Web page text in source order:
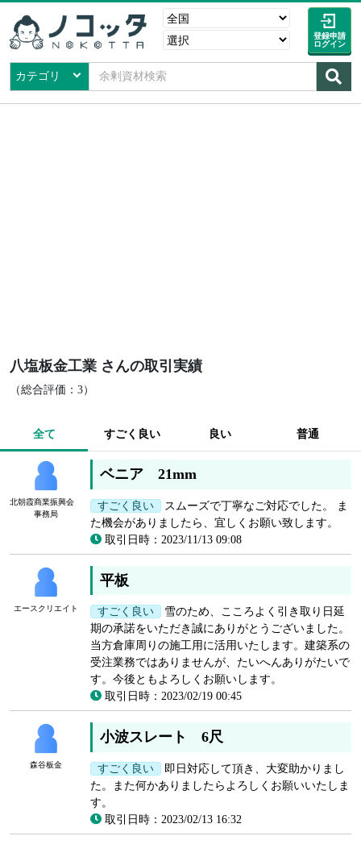
登録申請
ログイン
八塩板金工業 さんの取引実績
（総合評価：3）
全て すごく良い 良い 普通
北朝霞商業振興会
事務局
ベニア 21mm
すごく良い
スムーズで丁寧なご対応でした。 ま
た機会がありましたら、宜しくお願い致します。
取引日時：2023/11/13 09:08
エースクリエイト
平板
すごく良い
雪のため、こころよく引き取り日延
期の承諾をいただき誠にありがとうございました。
当方倉庫周りの施工用に活用いたします。建築系の
受注業務ではありませんが、たいへんありがたいで
す。今後ともよろしくお願いします。
取引日時：2023/02/19 00:45
森谷板金
小波スレート 6尺
すごく良い
即日対応して頂き、大変助かりまし
た。また何かありましたらよろしくお願いいたしま
す。
取引日時：2023/02/13 16:32